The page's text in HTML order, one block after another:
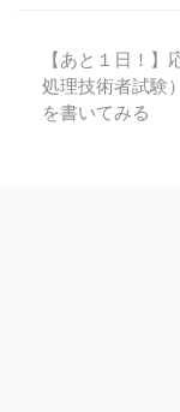
【あと１日！
処理技術者試験
を書いてみる